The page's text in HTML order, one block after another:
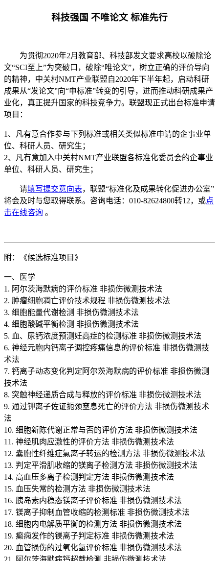
科技强国 不唯论文 标准先行
为贯彻2020年2月教育部、科技部发文要求高校以破除论
文“SCI至上”为突破口，破除“唯论文”，树立正确的评价导向
的精神，中关村NMT产业联盟自2020年下半年起，启动科研
成果从“发论文”向“申标准”转变的引导，进而推动科研成果产
业化，真正提升国家的科技竞争力。联盟现正式出台标准申请
项目：
1、凡有意合作参与下列标准或相关类似标准申请的企事业单
位、科研人员、研究生；
2、凡有意加入中关村NMT产业联盟各标准化委员会的企事业
单位、科研人员、研究生；
请填写提交意向表，联盟“标准化及成果转化促进办公室”
将会及时与您取得联系。咨询电话：010-82624800转12，或点
击在线咨询 。
附：《候选标准项目》
一、医学
1. 阿尔茨海默病的评价标准 非损伤微测技术法
2. 肿瘤细胞凋亡评价技术规程 非损伤微测技术法
3. 细胞能量代谢检测 非损伤微测技术法
4. 细胞酸碱平衡检测 非损伤微测技术法
5. 血、尿钙浓度预测妊高症的检测标准 非损伤微测技术法
6. 神经元胞内钙离子调控疼痛信息的评价标准 非损伤微测技
术法
7. 钙离子动态变化判定阿尔茨海默病的评价标准 非损伤微测
技术法
8. 突触神经递质合成与释放的评价标准 非损伤微测技术法
9. 通过钾离子佐证扼颈窒息死亡的评价方法 非损伤微测技术
法
10. 细胞新陈代谢正常与否的评价方法 非损伤微测技术法
11. 神经肌肉应激性的评价方法 非损伤微测技术法
12. 囊胞性纤维症氯离子转运的检测方法 非损伤微测技术法
13. 判定平滑肌收缩的镁离子检测方法 非损伤微测技术法
14. 高血压多离子检测判定方法 非损伤微测技术法
15. 血压失常的检测方法 非损伤微测技术法
16. 胰岛素内稳态镁离子评价标准 非损伤微测技术法
17. 镁离子抑制血管收缩的检测标准 非损伤微测技术法
18. 细胞内电解质平衡的检测方法 非损伤微测技术法
19. 癫痫发作的镁离子判定标准 非损伤微测技术法
20. 血管损伤的过氧化氢评价标准 非损伤微测技术法
21. 阿尔茨海默病钙超载检测 非损伤微测技术法